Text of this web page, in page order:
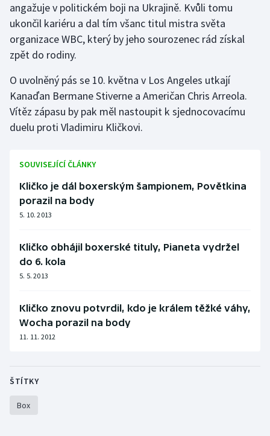
Motorsport
Olympijské hry
Parasport
Plavání
Plážový volejbal
Ragby
Rychlobruslení
Short track
Sportovní střelba
Stolní tenis
Triatlon
angažuje v politickém boji na Ukrajině. Kvůli tomu
ukončil kariéru a dal tím všanc titul mistra světa
organizace WBC, který by jeho sourozenec rád získal
zpět do rodiny.
O uvolněný pás se 10. května v Los Angeles utkají
Kanaďan Bermane Stiverne a Američan Chris Arreola.
Vítěz zápasu by pak měl nastoupit k sjednocovacímu
duelu proti Vladimiru Kličkovi.
SOUVISEJÍCÍ ČLÁNKY
Kličko je dál boxerským šampionem, Povětkina
porazil na body
5. 10. 2013
Kličko obhájil boxerské tituly, Pianeta vydržel
do 6. kola
5. 5. 2013
Kličko znovu potvrdil, kdo je králem těžké váhy,
Wocha porazil na body
11. 11. 2012
ŠTÍTKY
Box